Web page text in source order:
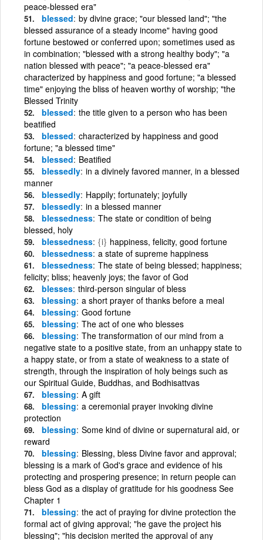
peace-blessed era"
blessed by divine grace; "our blessed land"; "the
blessed assurance of a steady income" having good
fortune bestowed or conferred upon; sometimes used as
in combination; "blessed with a strong healthy body"; "a
nation blessed with peace"; "a peace-blessed era"
characterized by happiness and good fortune; "a blessed
time" enjoying the bliss of heaven worthy of worship; "the
Blessed Trinity
blessed the title given to a person who has been
beatified
blessed characterized by happiness and good
fortune; "a blessed time"
blessed Beatified
blessedly in a divinely favored manner, in a blessed
manner
blessedly Happily; fortunately; joyfully
blessedly in a blessed manner
blessedness The state or condition of being
blessed, holy
blessedness {i} happiness, felicity, good fortune
blessedness a state of supreme happiness
blessedness The state of being blessed; happiness;
felicity; bliss; heavenly joys; the favor of God
blesses third-person singular of bless
blessing a short prayer of thanks before a meal
blessing Good fortune
blessing The act of one who blesses
blessing The transformation of our mind from a
negative state to a positive state, from an unhappy state to
a happy state, or from a state of weakness to a state of
strength, through the inspiration of holy beings such as
our Spiritual Guide, Buddhas, and Bodhisattvas
blessing A gift
blessing a ceremonial prayer invoking divine
protection
blessing Some kind of divine or supernatural aid, or
reward
blessing Blessing, bless Divine favor and approval;
blessing is a mark of God's grace and evidence of his
protecting and prospering presence; in return people can
bless God as a display of gratitude for his goodness See
Chapter 1
blessing the act of praying for divine protection the
formal act of giving approval; "he gave the project his
blessing"; "his decision merited the approval of any